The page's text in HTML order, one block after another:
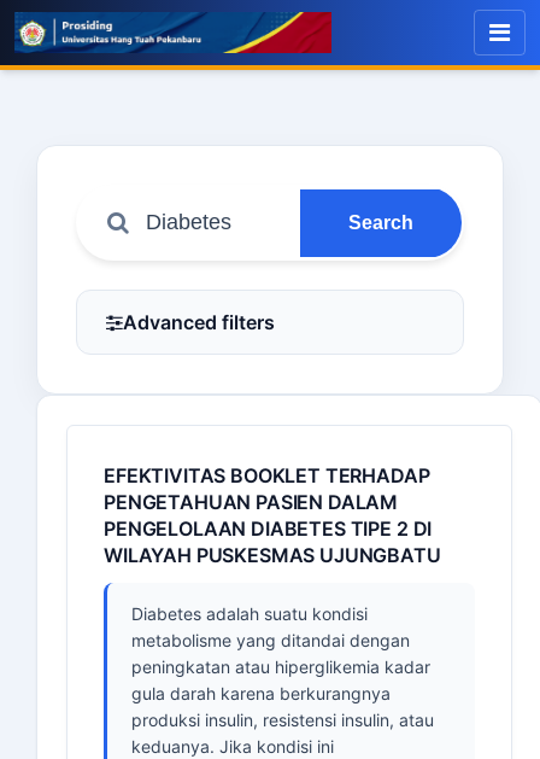
Search
Advanced filters
EFEKTIVITAS BOOKLET TERHADAP
PENGETAHUAN PASIEN DALAM
PENGELOLAAN DIABETES TIPE 2 DI
WILAYAH PUSKESMAS UJUNGBATU
Diabetes adalah suatu kondisi
metabolisme yang ditandai dengan
peningkatan atau hiperglikemia kadar
gula darah karena berkurangnya
produksi insulin, resistensi insulin, atau
keduanya. Jika kondisi ini